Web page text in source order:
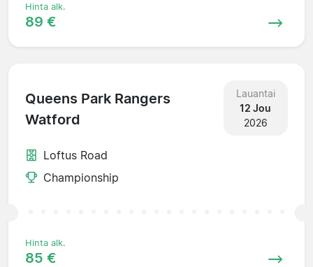
Hinta alk.
89 €
Queens Park Rangers
Watford
Lauantai
12 Jou
2026
Loftus Road
Championship
Hinta alk.
85 €